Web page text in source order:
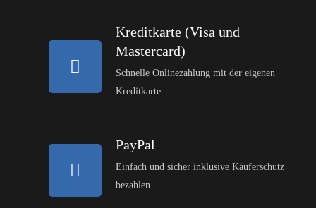
Kreditkarte (Visa und
Mastercard)
Schnelle Onlinezahlung mit der eigenen
Kreditkarte
PayPal
Einfach und sicher inklusive Käuferschutz
bezahlen